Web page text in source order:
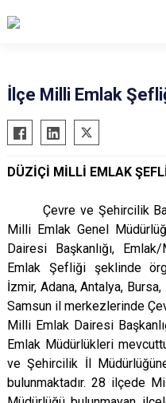
Bahçe
Düziçi
Hasanbeyli
Sumbas
Toprakkale
İlçe Milli Emlak
DÜZİÇİ MİLLİ EMLAK
Çevre ve Şehircilik
Milli Emlak Genel
Dairesi Başkanlığı,
Emlak Şefliği şeklinde
İzmir, Adana, Antalya,
Samsun il merkezlerinde
Milli Emlak Dairesi
Emlak Müdürlükleri
ve Şehircilik İl
bulunmaktadır. 28 ilçede